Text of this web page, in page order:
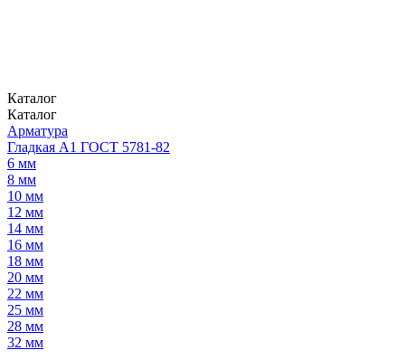
Каталог
Каталог
Арматура
Гладкая А1 ГОСТ 5781-82
6 мм
8 мм
10 мм
12 мм
14 мм
16 мм
18 мм
20 мм
22 мм
25 мм
28 мм
32 мм